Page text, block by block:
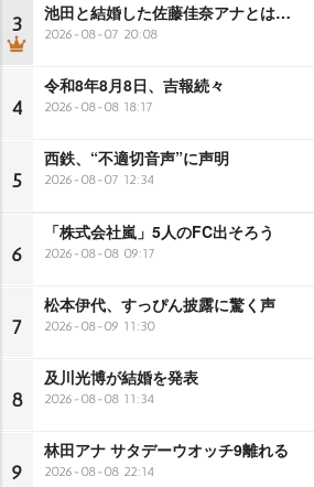
3 池田と結婚した佐藤佳奈アナとは…
2026-08-07 20:08
4
令和8年8月8日、吉報続々
2026-08-08 18:17
5
西鉄、“不適切音声”に声明
2026-08-07 12:34
6
「株式会社嵐」5人のFC出そろう
2026-08-08 09:17
7
松本伊代、すっぴん披露に驚く声
2026-08-09 11:30
8
及川光博が結婚を発表
2026-08-08 11:34
9
林田アナ サタデーウオッチ9離れる
2026-08-08 22:14